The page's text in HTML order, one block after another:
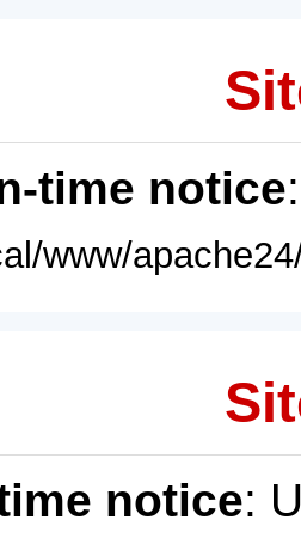
time notice
www/
notice: